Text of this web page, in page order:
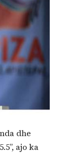
dhe
ajo ka